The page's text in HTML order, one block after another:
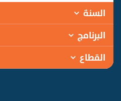
السنة
البرنامج
القطاع